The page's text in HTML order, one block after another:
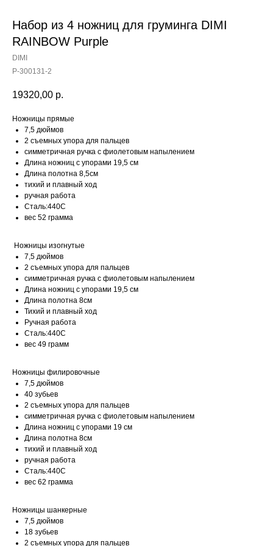
Набор из 4 ножниц для груминга DIMI
RAINBOW Purple
DIMI
Р-300131-2
19320,00 р.
Ножницы прямые
7,5 дюймов
2 съемных упора для пальцев
симметричная ручка c фиолетовым напылением
Длина ножниц с упорами 19,5 см
Длина полотна 8,5см
тихий и плавный ход
ручная работа
Сталь:440С
вес 52 грамма
Ножницы изогнутые
7,5 дюймов
2 съемных упора для пальцев
симметричная ручка c фиолетовым напылением
Длина ножниц с упорами 19,5 см
Длина полотна 8см
Тихий и плавный ход
Ручная работа
Сталь:440С
вес 49 грамм
Ножницы филировочные
7,5 дюймов
40 зубьев
2 съемных упора для пальцев
симметричная ручка c фиолетовым напылением
Длина ножниц с упорами 19 см
Длина полотна 8см
тихий и плавный ход
ручная работа
Сталь:440С
вес 62 грамма
Ножницы шанкерные
7,5 дюймов
18 зубьев
2 съемных упора для пальцев
ARCHIBALD-SHOP.RU
Content Oriented Web
Make great presentations, longreads, and landing pages, as well as photo
stories, blogs, lookbooks, and all other kinds of content oriented projects.